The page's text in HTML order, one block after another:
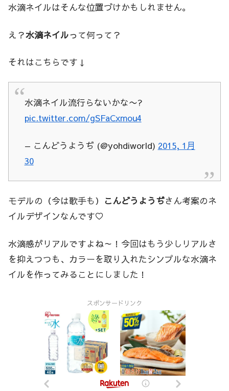
水滴ネイルはそんな位置づけかもしれません。
え？水滴ネイルって何って？
それはこちらです↓
水滴ネイル流行らないかな〜?
pic.twitter.com/gSFaCxmou4
— こんどうようぢ (@yohdiworld) 2015, 1月
30
モデルの（今は歌手も） こんどうようぢさん考案のネ
イルデザインなんです♡
水滴感がリアルですよね～！今回はもう少しリアルさ
を抑えつつも、カラーを取り入れたシンプルな水滴ネ
イルを作ってみることにしました！
スポンサードリンク